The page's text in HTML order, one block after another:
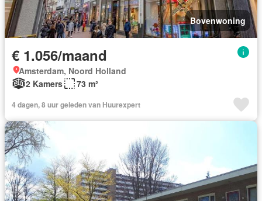
Bovenwoning
€ 1.056/maand
Amsterdam, Noord Holland
2 Kamers
73 m²
4 dagen, 8 uur geleden van Huurexpert